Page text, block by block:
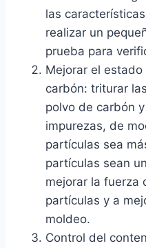
las
realizar un
prueba para
Mejorar el
carbón: triturar
polvo de carbón
impurezas, de
partículas sea
partículas sean
mejorar la fuerza
partículas y a
moldeo.
Control del